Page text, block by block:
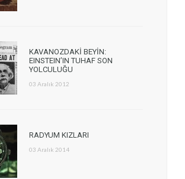
KAVANOZDAKİ BEYİN:
EINSTEIN’IN TUHAF SON
YOLCULUĞU
03 Aralık 2012
RADYUM KIZLARI
03 Aralık 2014